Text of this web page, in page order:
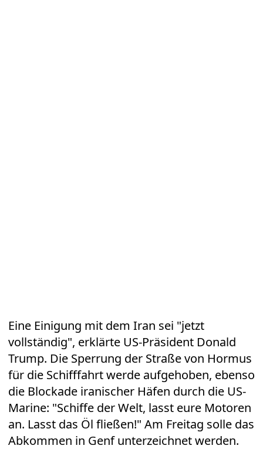
Eine Einigung mit dem Iran sei "jetzt
vollständig", erklärte US-Präsident Donald
Trump. Die Sperrung der Straße von Hormus
für die Schifffahrt werde aufgehoben, ebenso
die Blockade iranischer Häfen durch die US-
Marine: "Schiffe der Welt, lasst eure Motoren
an. Lasst das Öl fließen!" Am Freitag solle das
Abkommen in Genf unterzeichnet werden.